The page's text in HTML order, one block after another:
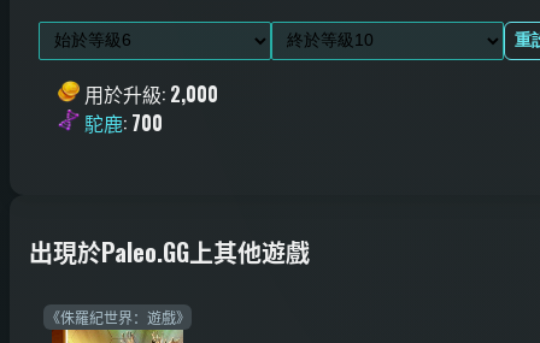
重
用於升級: 2,000
駝鹿: 700
出現於Paleo.GG上其他遊戲
《侏羅紀世界：遊戲》